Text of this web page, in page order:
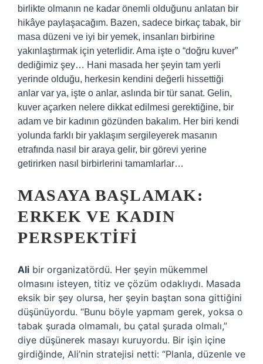
birlikte olmanın ne kadar önemli olduğunu anlatan bir
hikâye paylaşacağım. Bazen, sadece birkaç tabak, bir
masa düzeni ve iyi bir yemek, insanları birbirine
yakınlaştırmak için yeterlidir. Ama işte o “doğru kuver”
dediğimiz şey… Hani masada her şeyin tam yerli
yerinde olduğu, herkesin kendini değerli hissettiği
anlar var ya, işte o anlar, aslında bir tür sanat. Gelin,
kuver açarken nelere dikkat edilmesi gerektiğine, bir
adam ve bir kadının gözünden bakalım. Her biri kendi
yolunda farklı bir yaklaşım sergileyerek masanın
etrafında nasıl bir araya gelir, bir görevi yerine
getirirken nasıl birbirlerini tamamlarlar…
MASAYA BAŞLAMAK:
ERKEK VE KADIN
PERSPEKTIFI
Ali bir organizatördü. Her şeyin mükemmel
olmasını isteyen, titiz ve çözüm odaklıydı. Masada
eksik bir şey olursa, her şeyin baştan sona gittiğini
düşünüyordu. “Bunu böyle yapmam gerek, yoksa o
tabak şurada olmamalı, bu çatal şurada olmalı,”
diye düşünerek masayı kuruyordu. Bir işin içine
girdiğinde, Ali’nin stratejisi netti: “Planla, düzenle ve